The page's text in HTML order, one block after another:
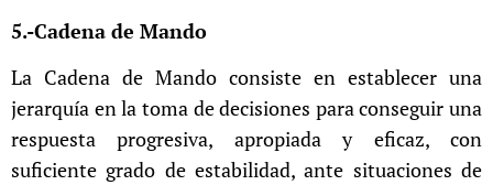
5.-Cadena de Mando
La Cadena de Mando consiste en establecer una
jerarquía en la toma de decisiones para conseguir una
respuesta progresiva, apropiada y eficaz, con
suficiente grado de estabilidad, ante situaciones de